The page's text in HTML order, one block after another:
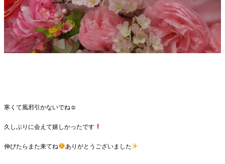
寒くて風邪引かないでね☺
久しぶりに会えて嬉しかったです
伸びたらまた来てね ありがとうございました